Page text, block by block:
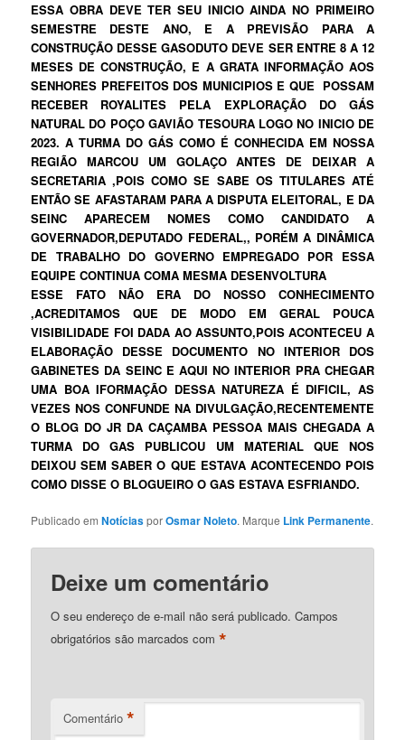
ESSA OBRA DEVE TER SEU INICIO AINDA NO PRIMEIRO
SEMESTRE DESTE ANO, E A PREVISÃO PARA A
CONSTRUÇÃO DESSE GASODUTO DEVE SER ENTRE 8 A 12
MESES DE CONSTRUÇÃO, E A GRATA INFORMAÇÃO AOS
SENHORES PREFEITOS DOS MUNICIPIOS E QUE POSSAM
RECEBER ROYALITES PELA EXPLORAÇÃO DO GÁS
NATURAL DO POÇO GAVIÃO TESOURA LOGO NO INICIO DE
2023. A TURMA DO GÁS COMO É CONHECIDA EM NOSSA
REGIÃO MARCOU UM GOLAÇO ANTES DE DEIXAR A
SECRETARIA ,POIS COMO SE SABE OS TITULARES ATÉ
ENTÃO SE AFASTARAM PARA A DISPUTA ELEITORAL, E DA
SEINC APARECEM NOMES COMO CANDIDATO A
GOVERNADOR,DEPUTADO FEDERAL,, PORÉM A DINÂMICA
DE TRABALHO DO GOVERNO EMPREGADO POR ESSA
EQUIPE CONTINUA COMA MESMA DESENVOLTURA
ESSE FATO NÃO ERA DO NOSSO CONHECIMENTO
,ACREDITAMOS QUE DE MODO EM GERAL POUCA
VISIBILIDADE FOI DADA AO ASSUNTO,POIS ACONTECEU A
ELABORAÇÃO DESSE DOCUMENTO NO INTERIOR DOS
GABINETES DA SEINC E AQUI NO INTERIOR PRA CHEGAR
UMA BOA IFORMAÇÃO DESSA NATUREZA É DIFICIL, AS
VEZES NOS CONFUNDE NA DIVULGAÇÃO,RECENTEMENTE
O BLOG DO JR DA CAÇAMBA PESSOA MAIS CHEGADA A
TURMA DO GAS PUBLICOU UM MATERIAL QUE NOS
DEIXOU SEM SABER O QUE ESTAVA ACONTECENDO POIS
COMO DISSE O BLOGUEIRO O GAS ESTAVA ESFRIANDO.
Publicado emNotíciasporOsmar Noleto. Marque Link Permanente.
Deixe um comentário
O seu endereço de e-mail não será publicado. Campos
obrigatórios são marcados com*
Comentário *